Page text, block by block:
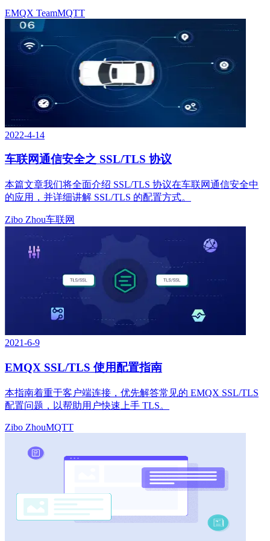
EMQX TeamMQTT
2022-4-14
车联网通信安全之 SSL/TLS 协议
本篇文章我们将全面介绍 SSL/TLS 协议在车联网通信安全中
的应用，并详细讲解 SSL/TLS 的配置方式。
Zibo Zhou车联网
2021-6-9
EMQX SSL/TLS 使用配置指南
本指南着重于客户端连接，优先解答常见的 EMQX SSL/TLS
配置问题，以帮助用户快速上手 TLS。
Zibo ZhouMQTT